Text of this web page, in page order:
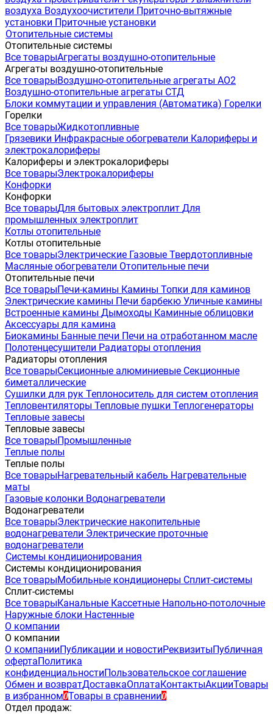
воздуха Воздухоочистители Приточно-вытяжные
установки Приточные установки
Отопительные системы
Отопительные системы
Все товарыАгрегаты воздушно-отопительные
Агрегаты воздушно-отопительные
Все товарыВоздушно-отопительные агрегаты АО2
Воздушно-отопительные агрегаты СТД
Блоки коммутации и управления (Автоматика) Горелки
Горелки
Все товарыЖидкотопливные
Грязевики Инфракрасные обогреватели Калориферы и
электрокалориферы
Калориферы и электрокалориферы
Все товарыЭлектрокалориферы
Конфорки
Конфорки
Все товарыДля бытовых электроплит Для
промышленных электроплит
Котлы отопительные
Котлы отопительные
Все товарыЭлектрические Газовые Твердотопливные
Масляные обогреватели Отопительные печи
Отопительные печи
Все товарыПечи-камины Камины Топки для каминов
Электрические камины Печи барбекю Уличные камины
Встроенные камины Дымоходы Каминные облицовки
Аксессуары для камина
Биокамины Банные печи Печи на отработанном масле
Полотенцесушители Радиаторы отопления
Радиаторы отопления
Все товарыСекционные алюминиевые Секционные
биметаллические
Сушилки для рук Теплоноситель для систем отопления
Тепловентиляторы Тепловые пушки Теплогенераторы
Тепловые завесы
Тепловые завесы
Все товарыПромышленные
Теплые полы
Теплые полы
Все товарыНагревательный кабель Нагревательные
маты
Газовые колонки Водонагреватели
Водонагреватели
Все товарыЭлектрические накопительные
водонагреватели Электрические проточные
водонагреватели
Системы кондиционирования
Системы кондиционирования
Все товарыМобильные кондиционеры Сплит-системы
Сплит-системы
Все товарыКанальные Кассетные Напольно-потолочные
Наружные блоки Настенные
О компании
О компании
О компанииПубликации и новостиРеквизитыПубличная
офертаПолитика
конфиденциальностиПользовательское соглашение
Обмен и возвратДоставкаОплатаКонтактыАкцииТовары
в избранном0Товары в сравнении0
Отдел продаж: